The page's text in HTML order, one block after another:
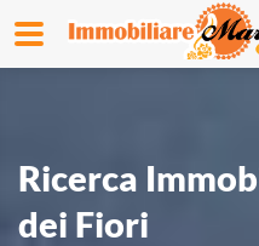
Ricerca
dei Fiori